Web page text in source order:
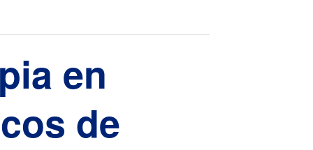
en
de